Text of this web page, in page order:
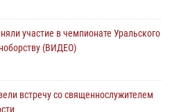
обеспечила безопасность турнира
участие в чемпионате Уральского
(ВИДЕО)
встречу со священнослужителем